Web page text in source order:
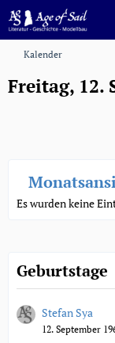
Kalender
Freitag, 12.
Es wurden keine
Geburtstage
Stefan Sya
12. September